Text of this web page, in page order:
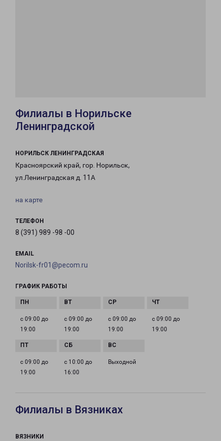
Филиалы в Норильске
Ленинградской
НОРИЛЬСК ЛЕНИНГРАДСКАЯ
Красноярский край, гор. Норильск,
ул.Ленинградская д. 11А
на карте
ТЕЛЕФОН
8 (391) 989 -98 -00
EMAIL
Norilsk-fr01@pecom.ru
ГРАФИК РАБОТЫ
с 09:00 до
19:00
с 09:00 до
19:00
с 09:00 до
19:00
с 09:00 до
19:00
с 09:00 до
19:00
с 10:00 до
16:00
Выходной
Филиалы в Вязниках
ВЯЗНИКИ